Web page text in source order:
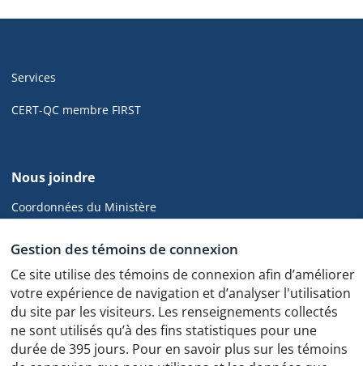
Gestion des témoins de connexion
Ce site utilise des témoins de connexion afin d’améliorer
votre expérience de navigation et d’analyser l'utilisation
du site par les visiteurs. Les renseignements collectés
ne sont utilisés qu’à des fins statistiques pour une
durée de 395 jours. Pour en savoir plus sur les témoins
de
pied
de
de
cyber.gouv.qc.ca
Services
CERT-QC membre FIRST
Nous joindre
Coordonnées du Ministère
Politique de confidentialité
Protocole des feux de circulation